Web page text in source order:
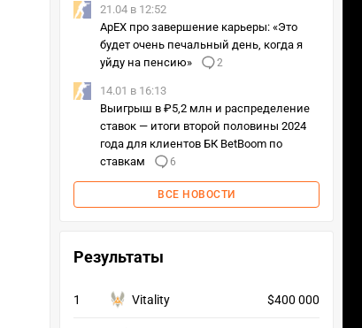
21.04 в 12:52
ApEX про завершение карьеры: «Это
будет очень печальный день, когда я
уйду на пенсию»
2
14.01 в 16:13
Выигрыш в ₽5,2 млн и распределение
ставок — итоги второй половины 2024
года для клиентов БК BetBoom по
ставкам
6
ВСЕ НОВОСТИ
Результаты
1 Vitality $400 000